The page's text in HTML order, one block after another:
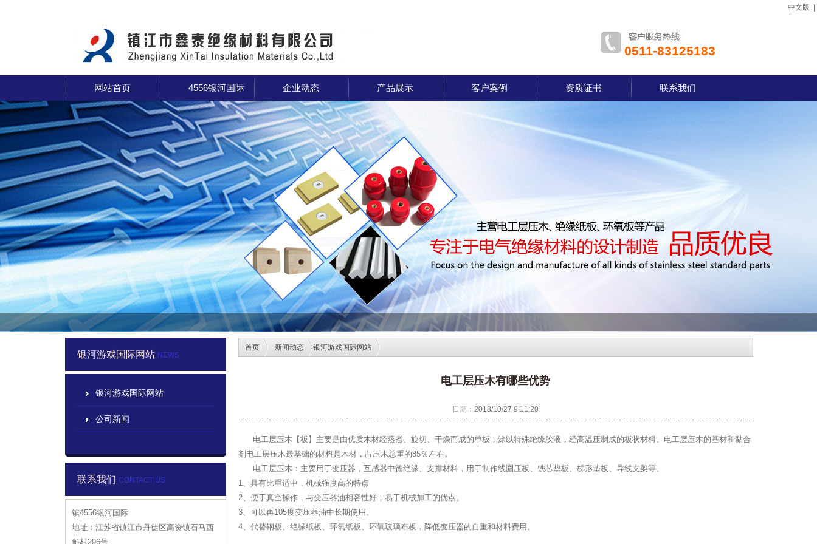
中文版
0511-83125183
网站首页 4556银河国际 企业动态 产品展示 客户案例 资质证书 联系我们
银河游戏国际网站 NEWS
银河游戏国际网站
公司新闻
联系我们 CONTACT US
镇4556银河国际
地址：江苏省镇江市丹徒区高资镇石马西
斛村296号
首页 新闻动态 银河游戏国际网站
电工层压木有哪些优势
日期： 2018/10/27 9:11:20
电工层压木【板】主要是由优质木材经蒸煮、旋切、干燥而成的单板，涂以特殊绝缘胶液，经高温压制成的板状材料。电工层压木的基材和黏合
剂电工层压木最基础的材料是木材，占压木总重的85％左右。
电工层压木：主要用于变压器，互感器中德绝缘、支撑材料，用于制作线圈压板、铁芯垫板、梯形垫板、导线支架等。
1、具有比重适中，机械强度高的特点
2、便于真空操作，与变压器油相容性好，易于机械加工的优点。
3、可以再105度变压器油中长期使用。
4、代替钢板、绝缘纸板、环氧纸板、环氧玻璃布板，降低变压器的自重和材料费用。